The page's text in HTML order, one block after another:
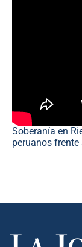
Soberanía en
peruanos